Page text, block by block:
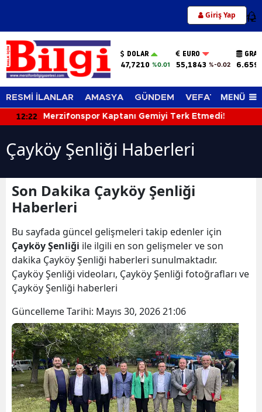
Giriş Yap 12
DOLAR
47,7210 %0.01
EURO
55,1843 %-0.02
RESMİ İLANLAR AMASYA GÜNDEM VEFAT EDENLER
MENÜ
12:22 Merzifonspor Kaptanı Gemiyi Terk Etmedi!
Çayköy Şenliği Haberleri
Son Dakika Çayköy Şenliği
Haberleri
Bu sayfada güncel gelişmeleri takip edenler için
Çayköy Şenliği ile ilgili en son gelişmeler ve son
dakika Çayköy Şenliği haberleri sunulmaktadır.
Çayköy Şenliği videoları, Çayköy Şenliği fotoğrafları ve
Çayköy Şenliği haberleri
Güncelleme Tarihi: Mayıs 30, 2026 21:06